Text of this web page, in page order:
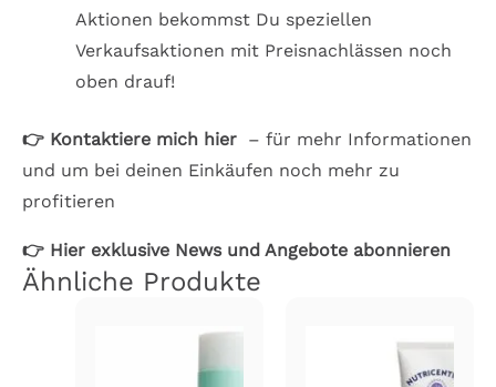
Aktionen bekommst Du speziellen
Verkaufsaktionen mit Preisnachlässen noch
oben drauf!
👉 Kontaktiere mich hier – für mehr Informationen
und um bei deinen Einkäufen noch mehr zu
profitieren
👉 Hier exklusive News und Angebote abonnieren
Ähnliche Produkte